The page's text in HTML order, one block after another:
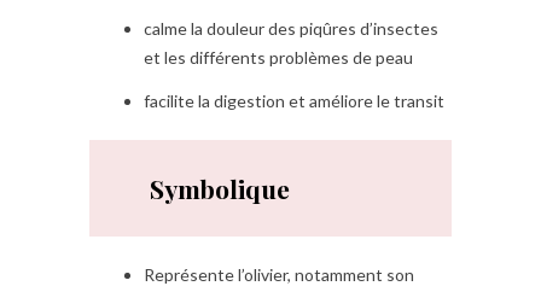
calme la douleur des piqûres d’insectes
et les différents problèmes de peau
facilite la digestion et améliore le transit
Symbolique
Représente l’olivier, notamment son